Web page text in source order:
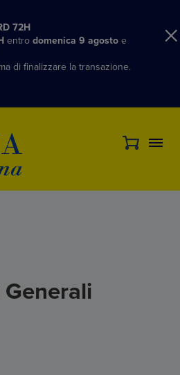
72H
entro domenica 9 agosto e
di finalizzare la transazione.